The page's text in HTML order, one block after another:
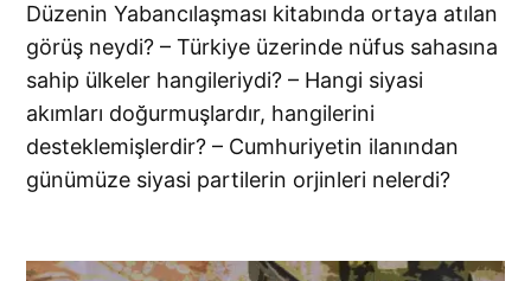
Düzenin Yabancılaşması kitabında ortaya atılan
görüş neydi? – Türkiye üzerinde nüfus sahasına
sahip ülkeler hangileriydi? – Hangi siyasi
akımları doğurmuşlardır, hangilerini
desteklemişlerdir? – Cumhuriyetin ilanından
günümüze siyasi partilerin orjinleri nelerdi?